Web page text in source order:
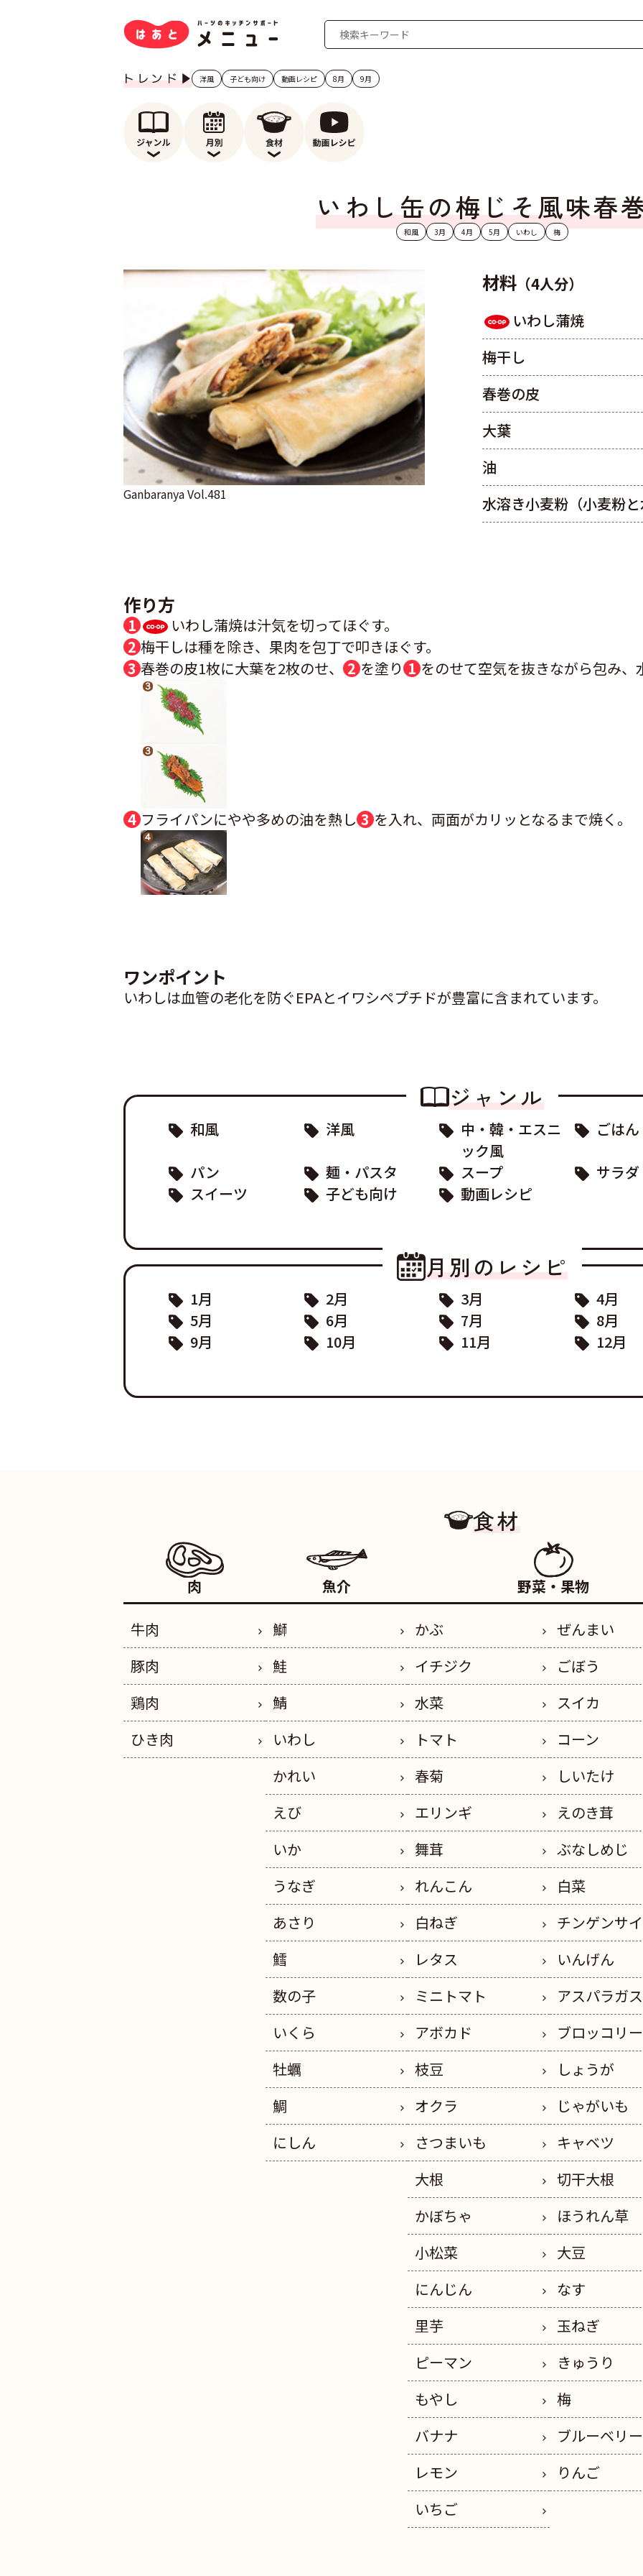
洋風 子ども向け 動画レシピ 8月 9月
いわし缶の梅じそ風味春
和風 3月 4月 5月 いわし 梅
Ganbaranya Vol.481
材料 （4人分）
いわし蒲焼
梅干し
春巻の皮
大葉
油
水溶き小麦粉（小麦粉
作り方
いわし蒲焼は汁気を切ってほぐす。
梅干しは種を除き、果肉を包丁で叩きほぐす。
春巻の皮1枚に大葉を2枚のせ、
2 を塗り 1 をのせて空気を抜きながら包み
フライパンにやや多めの油を熱し 3 を入れ、両面がカリッとなるまで焼く。
ワンポイント
いわしは血管の老化を防ぐEPAとイワシペプチドが豊富に含まれています。
ジャンル
和風 洋風
中・韓・エスニ
ック風
ごはん
パン 麺・パスタ スープ
サラダ
スイーツ
子ども向け 動画レシピ
月別のレシピ
1月 2月 3月
4月
5月
6月 7月
8月
9月
10月 11月 12月
食材
肉
牛肉
豚肉
鶏肉
ひき肉
魚介
鰤
鮭
鯖
いわし
かれい
えび
いか
うなぎ
あさり
鱈
数の子
いくら
牡蠣
鯛
にしん
野菜・果物
かぶ
ぜんまい
イチジク
ごぼう
水菜
スイカ
トマト
コーン
春菊
しいたけ
エリンギ
えのき茸
舞茸
ぶなしめじ
れんこん
白菜
白ねぎ
チンゲンサイ
レタス
いんげん
ミニトマト
アスパラガス
アボカド
ブロッコリー
枝豆
しょうが
オクラ
じゃがいも
さつまいも
キャベツ
大根
切干大根
かぼちゃ
ほうれん草
小松菜
大豆
にんじん
なす
里芋
玉ねぎ
ピーマン
きゅうり
もやし
梅
バナナ
ブルーベリー
レモン
りんご
いちご